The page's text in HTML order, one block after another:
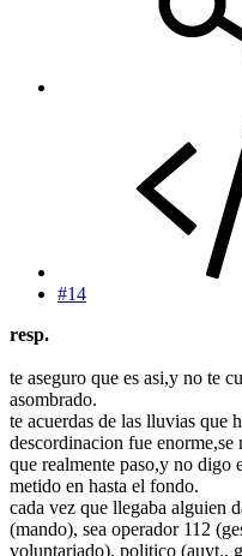
#14
resp.
te aseguro que es asi,y no te
asombrado.
te acuerdas de las lluvias que
descordinacion fue
que realmente paso,y no digo
metido en hasta el fondo.
cada vez que llegaba alguien
(mando), sea operador 112
voluntariado), politico (auyt.,